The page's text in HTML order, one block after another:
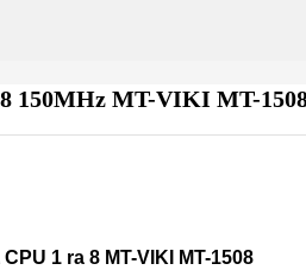
150MHz MT-VIKI MT-
1 ra 8 MT-VIKI MT-1508